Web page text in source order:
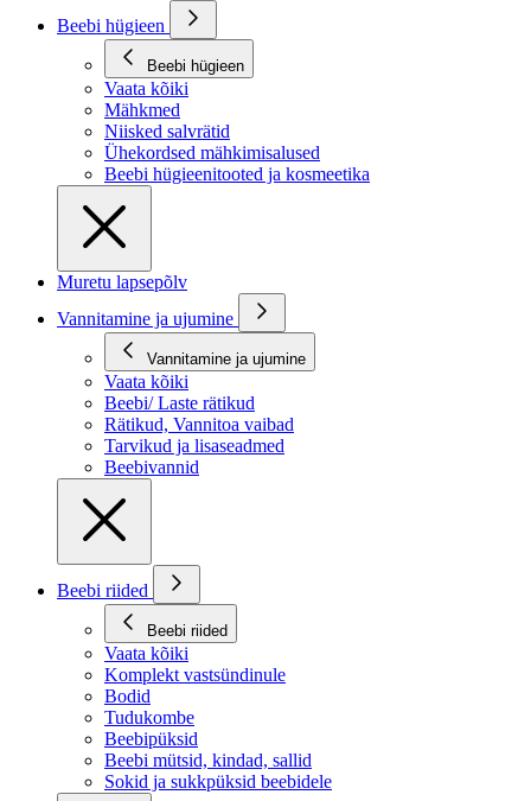
Beebi hügieen
Beebi hügieen
Vaata kõiki
Mähkmed
Niisked salvrätid
Ühekordsed mähkimisalused
Beebi hügieenitooted ja kosmeetika
Muretu lapsepõlv
Vannitamine ja ujumine
Vannitamine ja ujumine
Vaata kõiki
Beebi/ Laste rätikud
Rätikud, Vannitoa vaibad
Tarvikud ja lisaseadmed
Beebivannid
Beebi riided
Beebi riided
Vaata kõiki
Komplekt vastsündinule
Bodid
Tudukombe
Beebipüksid
Beebi mütsid, kindad, sallid
Sokid ja sukkpüksid beebidele